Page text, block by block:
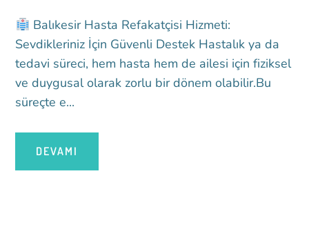
Balıkesir Hasta Refakatçisi Hizmeti:
Sevdikleriniz İçin Güvenli Destek Hastalık ya da
tedavi süreci, hem hasta hem de ailesi için fiziksel
ve duygusal olarak zorlu bir dönem olabilir.Bu
süreçte e...
DEVAMI